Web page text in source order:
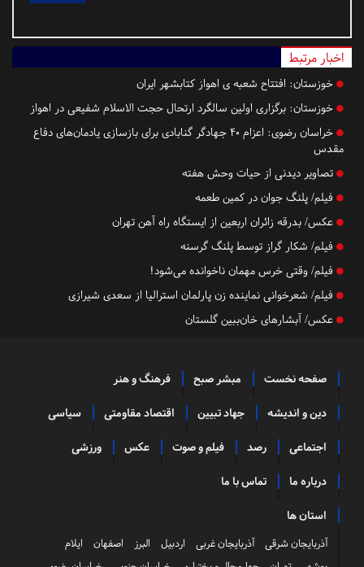
اخبار مرتبط
خوزستان: افتتاح شعبه ی اهواز کتابشهر ایران
خوزستان: برگزاری اولین سالگرد ارتحال حجت الاسلام شفیعی در اهواز
خراسان رضوی:
اعزام ۴۰ جهادگر گنابادی برای بازسازی یادمان‌های دفاع
مقدس
تصاویر دیدنی از حیات وحش هفته
فیلم/ پلنگ جوان در کمین طعمه
عکس/ بدرقه زائران اربعین از ایستگاه راه آهن تهران
فیلم/ شکار گراز توسط پلنگ گرسنه
فیلم/ وقتی خرس مهمان ناخوانده می‌شود!
فیلم/ شعرخوانی نماینده زن پارلمان استرالیا از سعدی شیرازی
عکس/ آبشارهای خان‌ببین گلستان
صفحه نخست مبشر صبح فرهنگ و هنر
دین و اندیشه جهاد تبیین اقتصاد مقاومتی سیاسی
اجتماعی رصد فیلم و صوت عکس ورزشی
درباره ما تماس با ما
استان ها
آذربایجان شرقی آذربایجان غربی اردبیل البرز اصفهان
ایلام